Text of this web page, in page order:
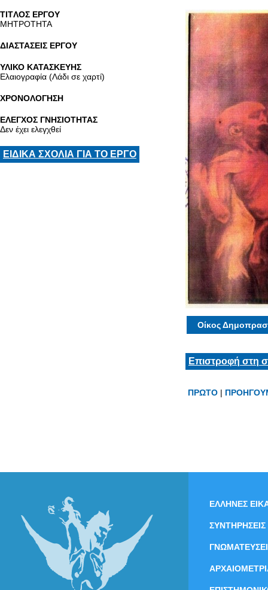
TITΛΟΣ ΕΡΓΟΥ
ΜΗΤΡΟΤΗΤΑ
ΔΙΑΣΤΑΣΕΙΣ ΕΡΓΟΥ
ΥΛΙΚΟ ΚΑΤΑΣΚΕΥΗΣ
Ελαιογραφία (Λάδι σε χαρτί)
ΧΡΟΝΟΛΟΓΗΣΗ
ΕΛΕΓΧΟΣ ΓΝΗΣΙΟΤΗΤΑΣ
Δεν έχει ελεγχθεί
ΕΙΔΙΚΑ ΣΧΟΛΙΑ ΓΙΑ ΤΟ ΕΡΓΟ
Οίκος
Επιστροφή στη
ΠΡΩΤΟ |
ΕΛΛΗΝΕΣ
ΣΥΝΤΗΡΗΣΕΙΣ